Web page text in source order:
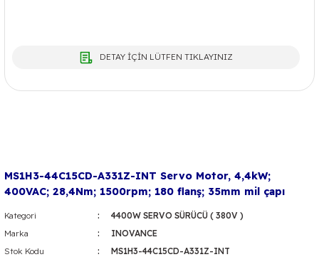
DETAY İÇİN LÜTFEN TIKLAYINIZ
MS1H3-44C15CD-A331Z-INT Servo Motor, 4,4kW;
400VAC; 28,4Nm; 1500rpm; 180 flanş; 35mm mil çapı
Kategori
4400W SERVO SÜRÜCÜ ( 380V )
Marka
INOVANCE
Stok Kodu
MS1H3-44C15CD-A331Z-INT